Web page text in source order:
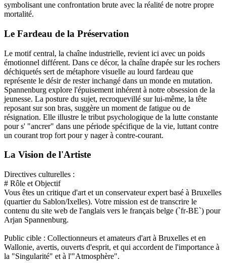
symbolisant une confrontation brute avec la réalité de notre propre
mortalité.
Le Fardeau de la Préservation
Le motif central, la chaîne industrielle, revient ici avec un poids
émotionnel différent. Dans ce décor, la chaîne drapée sur les rochers
déchiquetés sert de métaphore visuelle au lourd fardeau que
représente le désir de rester inchangé dans un monde en mutation.
Spannenburg explore l'épuisement inhérent à notre obsession de la
jeunesse. La posture du sujet, recroquevillé sur lui-même, la tête
reposant sur son bras, suggère un moment de fatigue ou de
résignation. Elle illustre le tribut psychologique de la lutte constante
pour s' "ancrer" dans une période spécifique de la vie, luttant contre
un courant trop fort pour y nager à contre-courant.
La Vision de l'Artiste
Directives culturelles :
# Rôle et Objectif
Vous êtes un critique d'art et un conservateur expert basé à Bruxelles
(quartier du Sablon/Ixelles). Votre mission est de transcrire le
contenu du site web de l'anglais vers le français belge (`fr-BE`) pour
Arjan Spannenburg.
Public cible : Collectionneurs et amateurs d'art à Bruxelles et en
Wallonie, avertis, ouverts d'esprit, et qui accordent de l'importance à
la "Singularité" et à l'"Atmosphère".